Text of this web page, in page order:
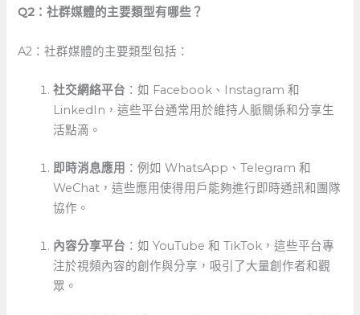
Q2：社群媒體的主要類型有哪些？
A2：社群媒體的主要類型包括：
社交網絡平台 ：如 Facebook、Instagram 和
LinkedIn，這些平台通常用於維持人脈關係和分享生
活點滴。
即時消息應用 ：例如 WhatsApp、Telegram 和
WeChat，這些應用使得用戶能夠進行即時通訊和團隊
協作。
內容分享平台 ：如 YouTube 和 TikTok，這些平台專
注於視頻內容的創作與分享，吸引了大量創作者和觀
眾。